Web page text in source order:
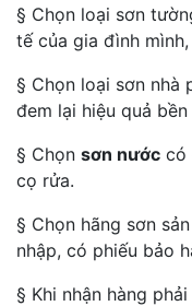
§ Chọn loại sơn
tế của gia đình
§ Chọn loại sơn nhà
đem lại hiệu quả
§ Chọn sơn nước có
cọ rửa.
§ Chọn hãng sơn
nhập, có phiếu bảo
§ Khi nhận hàng